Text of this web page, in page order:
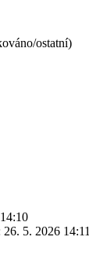
ostatní)
26. 5. 2026 14:11